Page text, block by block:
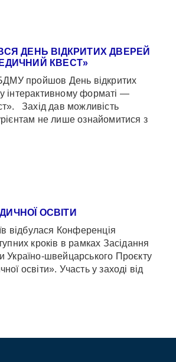
ДЕНЬ ВІДКРИТИХ ДВЕРЕЙ
КВЕСТ»
пройшов День відкритих
інтерактивному форматі —
Захід дав можливість
не лише ознайомитися з
ОСВІТИ
відбулася Конференція
кроків в рамках Засідання
Україно-швейцарського Проєкту
освіти». Участь у заході від